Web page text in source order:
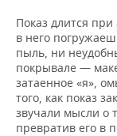
Показ длится
в него
пыль, ни
покрывале —
затаенное «я»,
того, как показ
звучали мысли о
превратив его в